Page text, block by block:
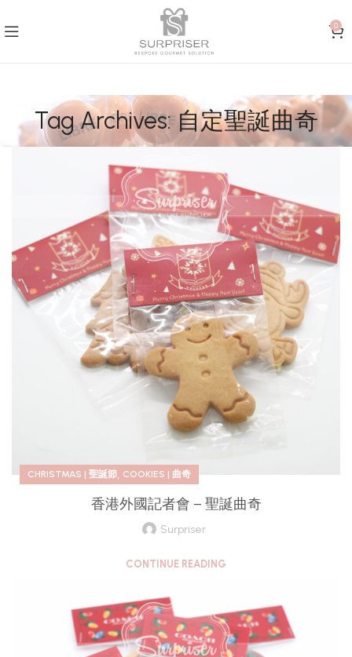
0
Tag Archives: 自定聖誕曲奇
CHRISTMAS | 聖誕節, COOKIES | 曲奇
香港外國記者會 – 聖誕曲奇
Surpriser
CONTINUE READING